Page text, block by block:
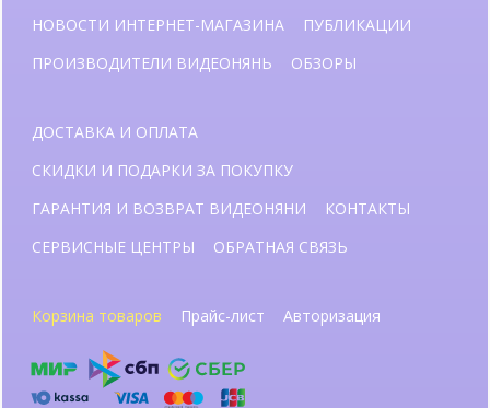
НОВОСТИ ИНТЕРНЕТ-МАГАЗИНА
ПУБЛИКАЦИИ
ПРОИЗВОДИТЕЛИ ВИДЕОНЯНЬ
ОБЗОРЫ
ДОСТАВКА И ОПЛАТА
СКИДКИ И ПОДАРКИ ЗА ПОКУПКУ
ГАРАНТИЯ И ВОЗВРАТ ВИДЕОНЯНИ
КОНТАКТЫ
СЕРВИСНЫЕ ЦЕНТРЫ
ОБРАТНАЯ СВЯЗЬ
Корзина товаров Прайс-лист Авторизация